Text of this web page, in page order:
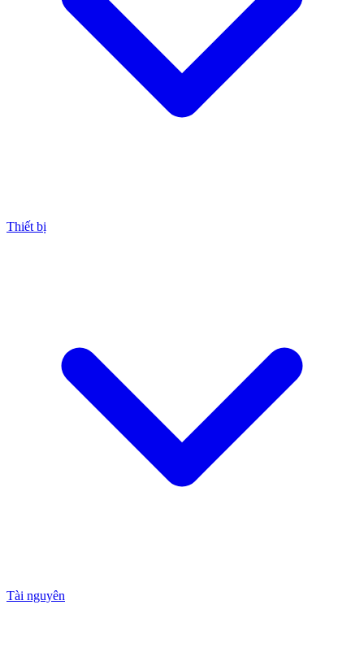
Thiết bị
Tài nguyên